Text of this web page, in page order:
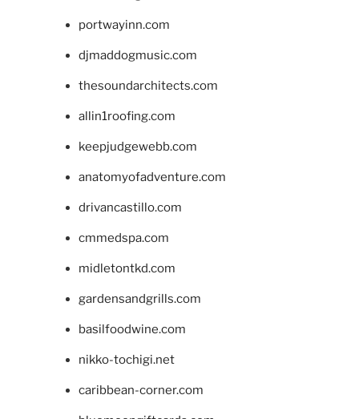
portwayinn.com
djmaddogmusic.com
thesoundarchitects.com
allin1roofing.com
keepjudgewebb.com
anatomyofadventure.com
drivancastillo.com
cmmedspa.com
midletontkd.com
gardensandgrills.com
basilfoodwine.com
nikko-tochigi.net
caribbean-corner.com